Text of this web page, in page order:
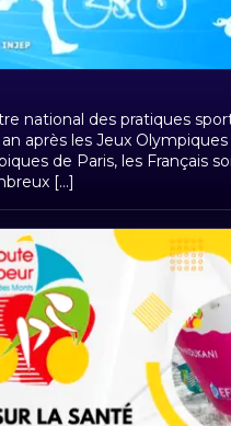
en mouvement :
progresse encore
national des pratiques
après les Jeux
de Paris, les Français
[...]